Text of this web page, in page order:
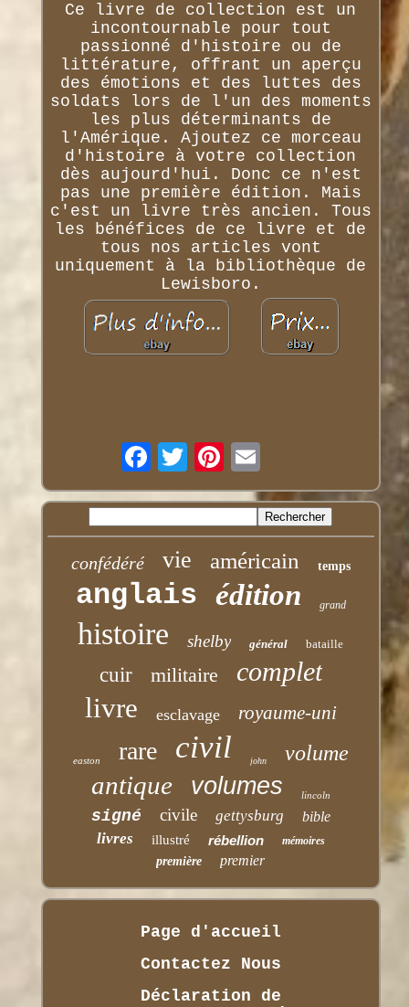
Ce livre de collection est un
incontournable pour tout
passionné d'histoire ou de
littérature, offrant un aperçu
des émotions et des luttes des
soldats lors de l'un des moments
les plus déterminants de
l'Amérique. Ajoutez ce morceau
d'histoire à votre collection
dès aujourd'hui. Donc ce n'est
pas une première édition. Mais
c'est un livre très ancien. Tous
les bénéfices de ce livre et de
tous nos articles vont
uniquement à la bibliothèque de
Lewisboro.
confédéré vie américain temps
anglais édition grand
histoire shelby général bataille
cuir militaire complet
livre esclavage royaume-uni
easton rare civil john volume
antique volumes lincoln
signé civile gettysburg bible
livres illustré rébellion mémoires
première premier
Page d'accueil
Contactez Nous
Déclaration de